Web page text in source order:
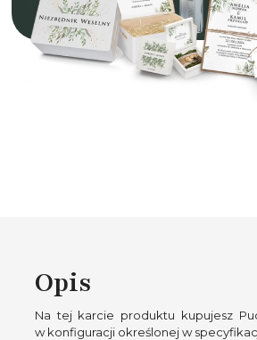
Opis
Na tej karcie produktu kupujesz
w konfiguracji określonej w